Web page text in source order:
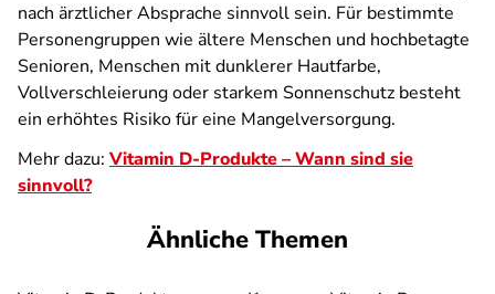
nach ärztlicher Absprache sinnvoll sein. Für bestimmte
Personengruppen wie ältere Menschen und hochbetagte
Senioren, Menschen mit dunklerer Hautfarbe,
Vollverschleierung oder starkem Sonnenschutz besteht
ein erhöhtes Risiko für eine Mangelversorgung.
Mehr dazu: Vitamin D-Produkte – Wann sind sie
sinnvoll?
Ähnliche Themen